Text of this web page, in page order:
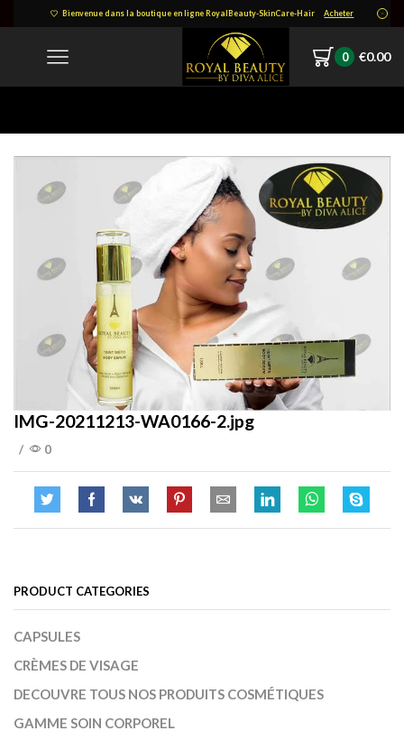
Bienvenue dans la boutique en ligne RoyalBeauty-SkinCare-Hair Acheter
0 €0.00
IMG-20211213-WA0166-2.jpg
/ 0
PRODUCT CATEGORIES
CAPSULES
CRÈMES DE VISAGE
DECOUVRE TOUS NOS PRODUITS COSMÉTIQUES
GAMME SOIN CORPOREL